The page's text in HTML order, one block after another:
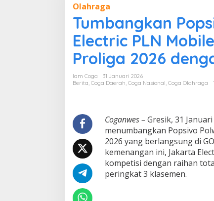
a
n
g
k
a
P
o
v
o
P
o
w
a
Olahraga
Tumbangkan
Electric PLN
Proliga 2026
Iam Coga
31 Januari 2026
Berita, Coga Daerah, Coga Nasional, Coga Olahraga
Coganwes – Gresik, 31
menumbangkan Popsivo
2026 yang berlangsung di
kemenangan ini, Jakarta
kompetisi dengan raihan
peringkat 3 klasemen.